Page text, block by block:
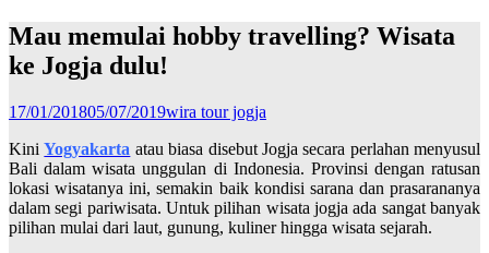
Mau memulai hobby travelling? Wisata
ke Jogja dulu!
17/01/201805/07/2019wira tour jogja
KiniYogyakarta atau biasa disebut Jogja secara perlahan menyusul
Bali dalam wisata unggulan di Indonesia. Provinsi dengan ratusan
lokasi wisatanya ini, semakin baik kondisi sarana dan prasarananya
dalam segi pariwisata. Untuk pilihan wisata jogja ada sangat banyak
pilihan mulai dari laut, gunung, kuliner hingga wisata sejarah.